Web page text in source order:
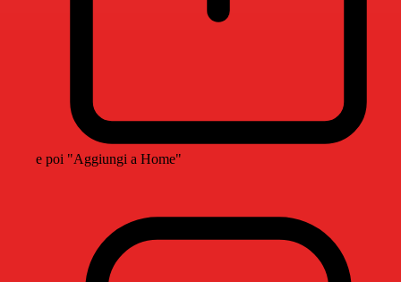
e poi "Aggiungi a Home"